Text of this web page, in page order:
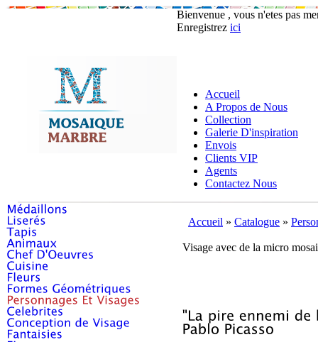
Bienvenue , vous n'etes pas
Enregistrez ici
Accueil
A Propos de Nous
Collection
Galerie D'inspiration
Envois
Clients VIP
Agents
Contactez Nous
Accueil » Catalogue »
Visage avec de la micro